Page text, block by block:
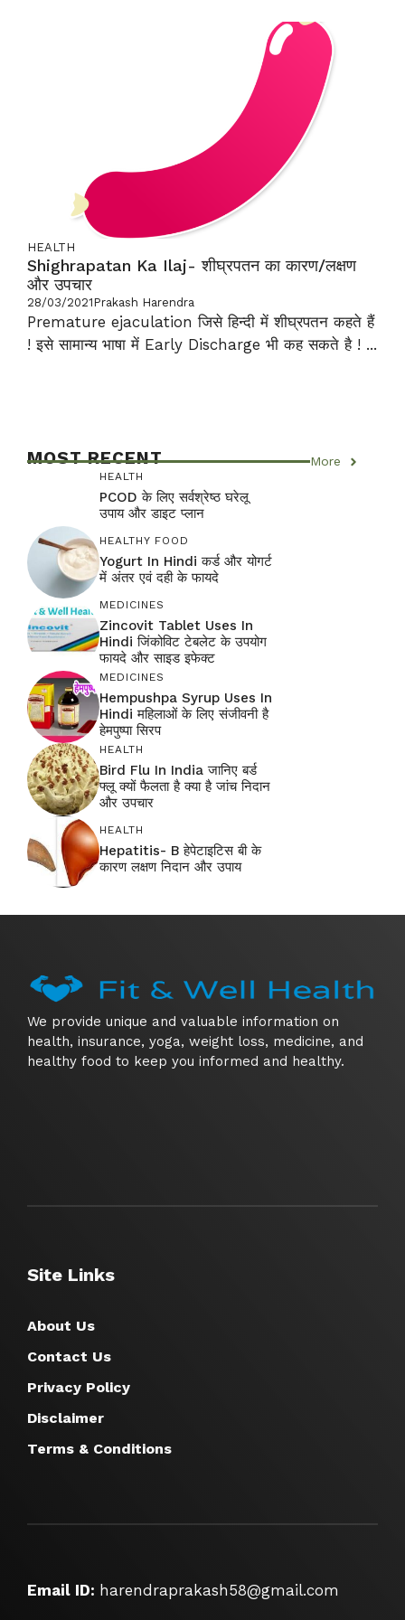
HEALTH
Shighrapatan Ka Ilaj- शीघ्रपतन का कारण/लक्षण
और उपचार
28/03/2021Prakash Harendra
Premature ejaculation जिसे हिन्दी में शीघ्रपतन कहते हैं
! इसे सामान्य भाषा में Early Discharge भी कह सकते है ! ...
MOST RECENT More
HEALTH
PCOD के लिए सर्वश्रेष्ठ घरेलू
उपाय और डाइट प्लान
HEALTHY FOOD
Yogurt In Hindi कर्ड और योगर्ट
में अंतर एवं दही के फायदे
MEDICINES
Zincovit Tablet Uses In
Hindi जिंकोविट टेबलेट के उपयोग
फायदे और साइड इफेक्ट
MEDICINES
Hempushpa Syrup Uses In
Hindi महिलाओं के लिए संजीवनी है
हेमपुष्पा सिरप
HEALTH
Bird Flu In India जानिए बर्ड
फ्लू क्यों फैलता है क्या है जांच निदान
और उपचार
HEALTH
Hepatitis- B हेपेटाइटिस बी के
कारण लक्षण निदान और उपाय
We provide unique and valuable information on
health, insurance, yoga, weight loss, medicine, and
healthy food to keep you informed and healthy.
Site Links
About Us
Contact Us
Privacy Policy
Disclaimer
Terms & Conditions
Email ID: harendraprakash58@gmail.com